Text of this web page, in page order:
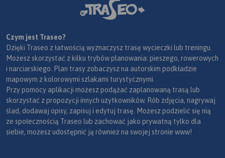
Czym jest Traseo?
Dzięki Traseo z łatwością wyznaczysz trasę wycieczki lub treningu.
Możesz skorzystać z kilku trybów planowania: pieszego, rowerowych
i narciarskiego. Plan trasy zobaczysz na autorskim podkładzie
mapowym z kolorowymi szlakami turystycznymi.
Przy pomocy aplikacji możesz podążać zaplanowaną trasą lub
skorzystać z propozycji innych użytkowników. Rób zdjęcia, nagrywaj
ślad, dodawaj opisy, zapisuj i edytuj trasę. Możesz podzielić się nią
ze społecznością Traseo lub zachować jako prywatną tylko dla
siebie, możesz udostępnić ją również na swojej stronie www!